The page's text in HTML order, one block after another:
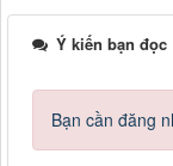
Ý kiến bạn đọc
Bạn cần đăng